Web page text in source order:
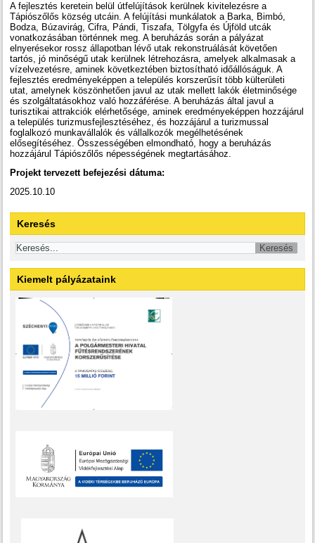
A fejlesztés keretein belül útfelújítások kerülnek kivitelezésre a
Tápiószőlős község utcáin. A felújítási munkálatok a Barka, Bimbó,
Bodza, Búzavirág, Cifra, Pándi, Tiszafa, Tölgyfa és Újföld utcák
vonatkozásában történnek meg. A beruházás során a pályázat
elnyerésekor rossz állapotban lévő utak rekonstruálását követően
tartós, jó minőségű utak kerülnek létrehozásra, amelyek alkalmasak a
vízelvezetésre, aminek következtében biztosítható időállóságuk. A
fejlesztés eredményeképpen a település korszerűsít több külterületi
utat, amelynek köszönhetően javul az utak mellett lakók életminősége
és szolgáltatásokhoz való hozzáférése. A beruházás által javul a
turisztikai attrakciók elérhetősége, aminek eredményeképpen hozzájárul
a település turizmusfejlesztéséhez, és hozzájárul a turizmussal
foglalkozó munkavállalók és vállalkozók megélhetésének
elősegítéséhez. Összességében elmondható, hogy a beruházás
hozzájárul Tápiószőlős népességének megtartásához.
Projekt tervezett befejezési dátuma:
2025.10.10
Keresés
Kiemelt pályázataink